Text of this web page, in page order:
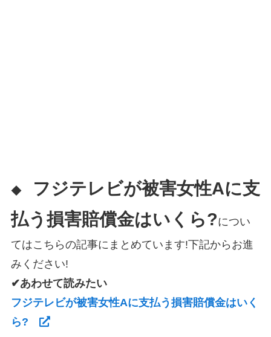
◆
フジテレビが被害女性Aに支
払う損害賠償金はいくら?につい
てはこちらの記事にまとめています!下記からお進
みください!
✔あわせて読みたい
フジテレビが被害女性Aに支払う損害賠償金はいく
ら?